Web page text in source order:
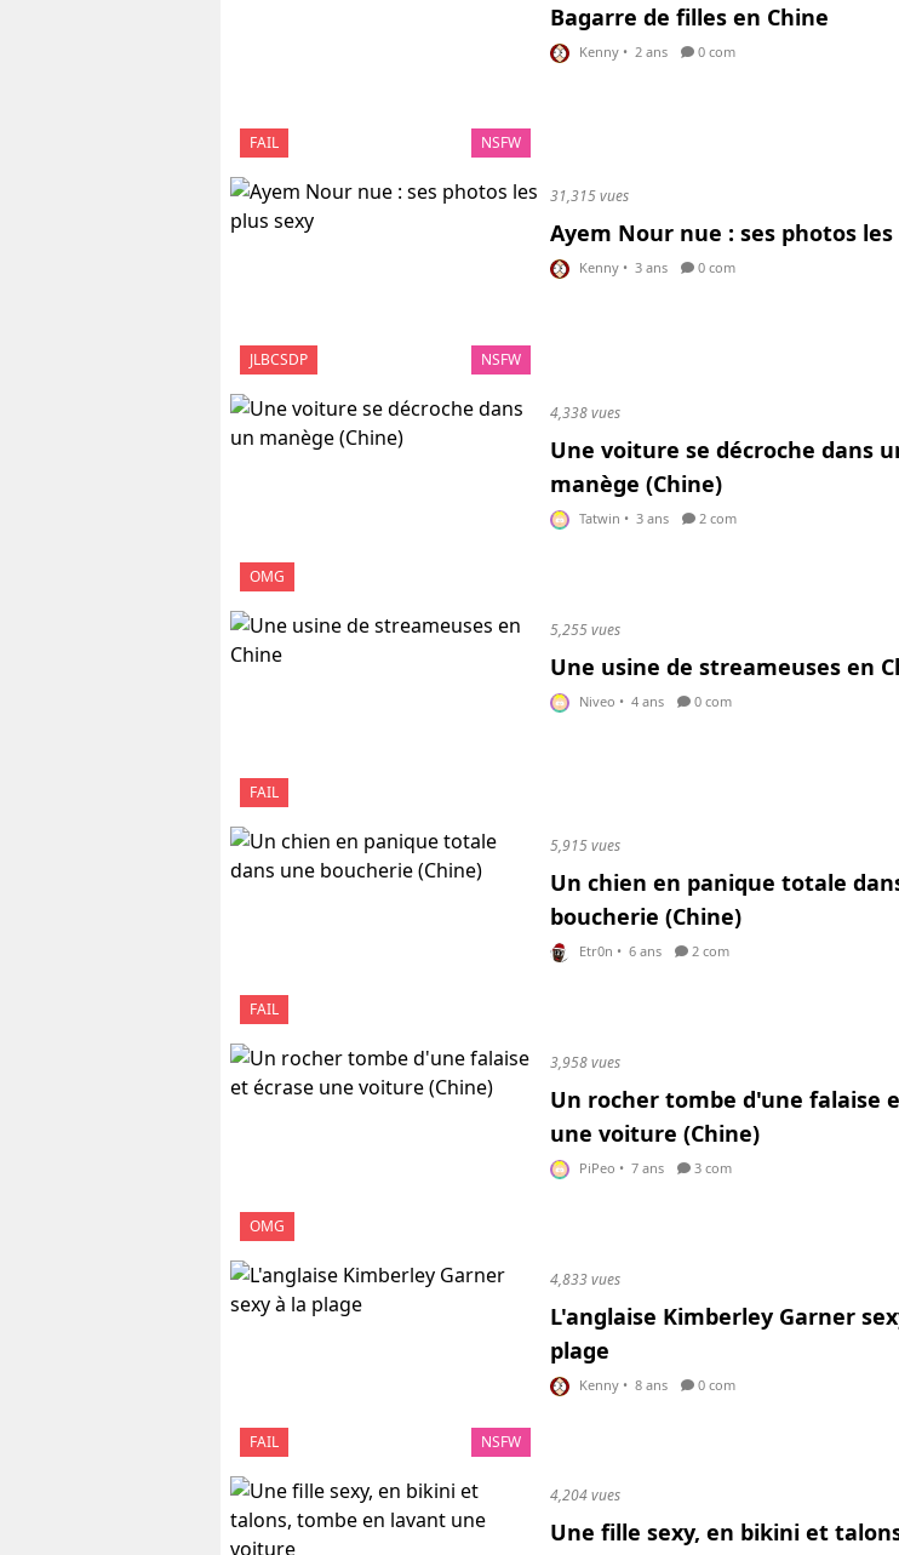
FAIL NSFW
Bagarre de filles en Chine
Kenny • 2 ans 0 com
JLBCSDP NSFW
31,315 vues
Ayem Nour nue : ses photos les
Kenny • 3 ans 0 com
OMG
4,338 vues
Une voiture se décroche dans
manège (Chine)
Tatwin • 3 ans 2 com
FAIL
5,255 vues
Une usine de streameuses en
Niveo • 4 ans 0 com
FAIL
5,915 vues
Un chien en panique totale
boucherie (Chine)
Etr0n • 6 ans 2 com
OMG
3,958 vues
Un rocher tombe d'une falaise
une voiture (Chine)
PiPeo • 7 ans 3 com
FAIL NSFW
4,833 vues
L'anglaise Kimberley Garner
plage
Kenny • 8 ans 0 com
4,204 vues
Une fille sexy, en bikini et